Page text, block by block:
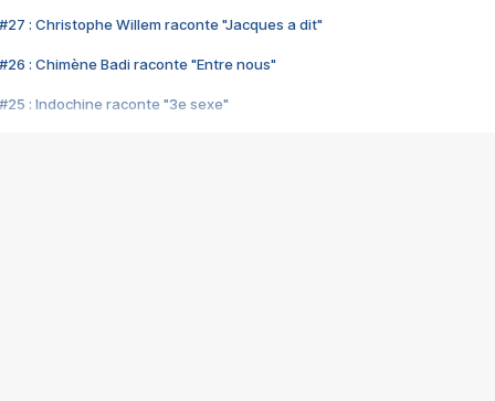
#27 : Christophe Willem raconte "Jacques a dit"
#26 : Chimène Badi raconte "Entre nous"
#25 : Indochine raconte "3e sexe"